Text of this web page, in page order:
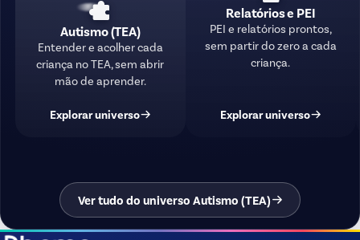
Autismo (TEA)
Entender e acolher cada
criança no TEA, sem abrir
mão de aprender.
Explorar universo
Relatórios e PEI
PEI e relatórios prontos,
sem partir do zero a cada
criança.
Explorar universo
Ver tudo do universo Autismo (TEA)